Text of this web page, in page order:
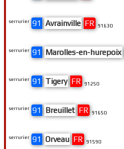
serrurier 91 Orveau FR 91590
serrurier 91 Breuillet FR 91650
serrurier 91 Tigery FR 91250
serrurier 91 Marolles-en-hurepoix
serrurier 91 Avrainville FR 91630